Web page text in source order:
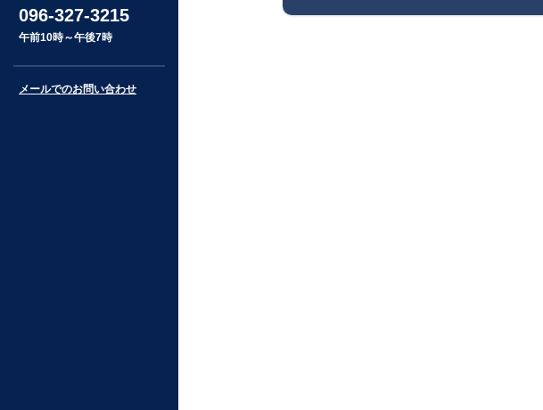
096-327-3215
午前10時～午後7時
メールでのお問い合わせ